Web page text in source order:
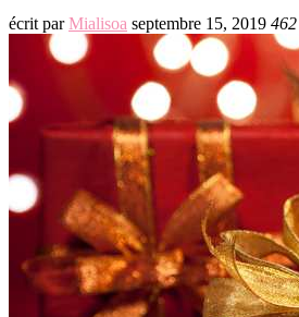
écrit parMialisoa septembre 15, 2019 462